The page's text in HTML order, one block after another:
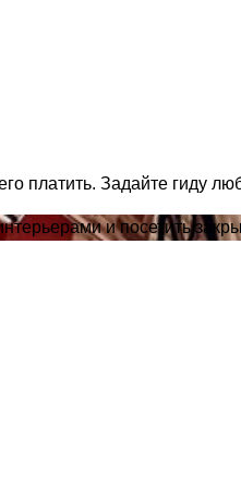
платить. Задайте гиду
и посетить